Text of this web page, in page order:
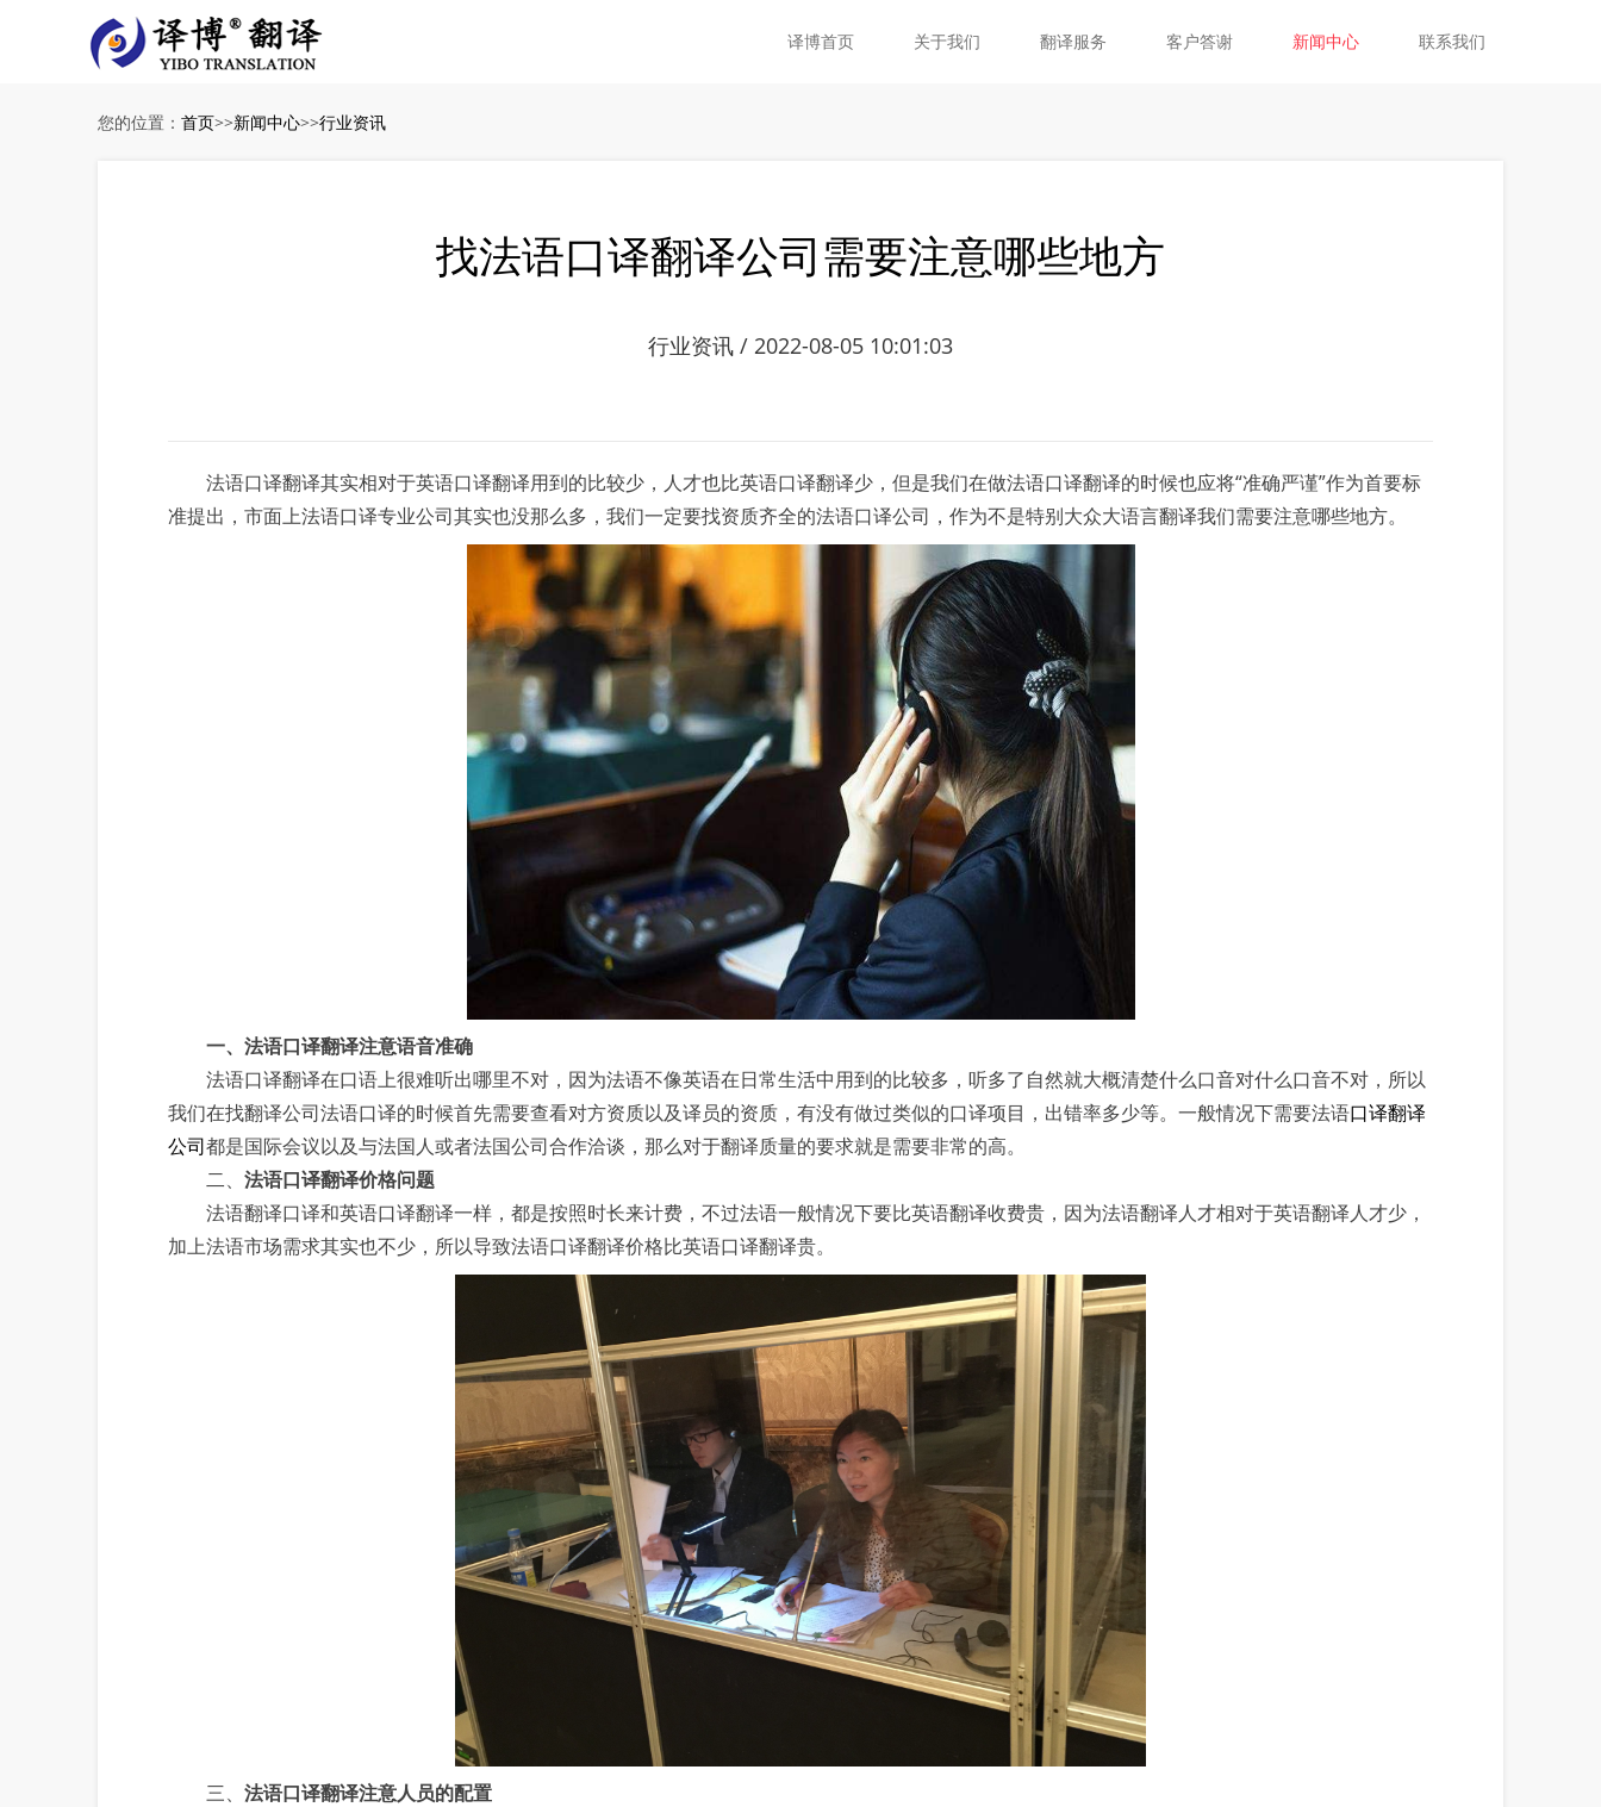
译博首页 关于我们 翻译服务 客户答谢 新闻中心 联系我们
您的位置： 首页>>新闻中心>>行业资讯
找法语口译翻译公司需要注意哪些地方
行业资讯 / 2022-08-05 10:01:03
法语口译翻译其实相对于英语口译翻译用到的比较少，人才也比英语口译翻译少，但是我们在做法语口译翻译的时候也应将“准确严谨”作为首要标
准提出，市面上法语口译专业公司其实也没那么多，我们一定要找资质齐全的法语口译公司，作为不是特别大众大语言翻译我们需要注意哪些地方。
一、法语口译翻译注意语音准确
法语口译翻译在口语上很难听出哪里不对，因为法语不像英语在日常生活中用到的比较多，听多了自然就大概清楚什么口音对什么口音不对，所以
我们在找翻译公司法语口译的时候首先需要查看对方资质以及译员的资质，有没有做过类似的口译项目，出错率多少等。一般情况下需要法语口译翻译
公司都是国际会议以及与法国人或者法国公司合作洽谈，那么对于翻译质量的要求就是需要非常的高。
二、 法语口译翻译价格问题
法语翻译口译和英语口译翻译一样，都是按照时长来计费，不过法语一般情况下要比英语翻译收费贵，因为法语翻译人才相对于英语翻译人才少，
加上法语市场需求其实也不少，所以导致法语口译翻译价格比英语口译翻译贵。
三、 法语口译翻译注意人员的配置